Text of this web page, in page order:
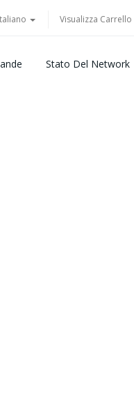
Visualizza Carrello
Stato Del Network